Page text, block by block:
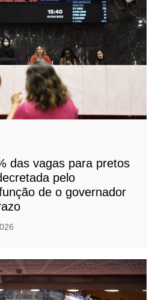
das vagas para pretos
pelo
de o governador